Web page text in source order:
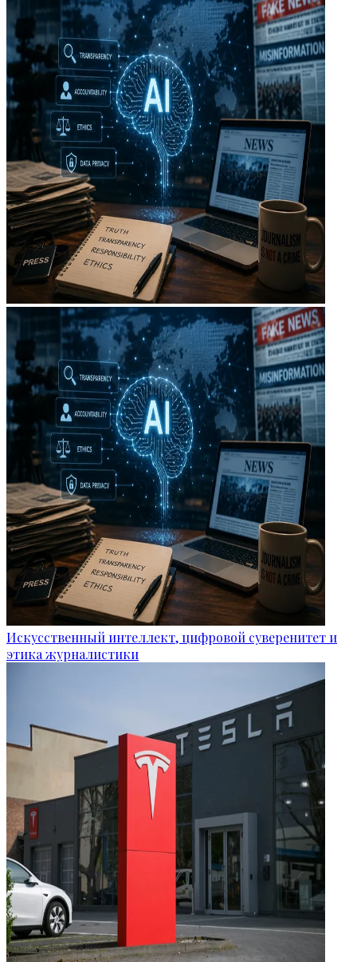
Искусственный интеллект, цифровой суверенитет и
этика журналистики